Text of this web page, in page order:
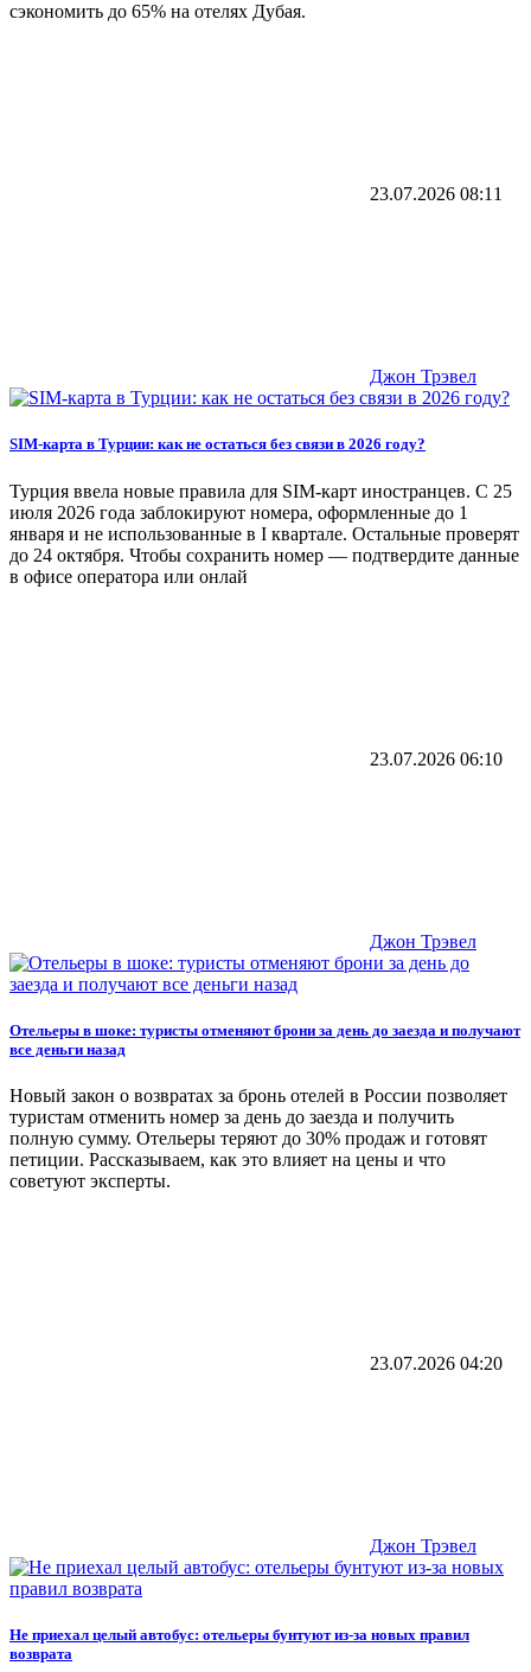
сэкономить до 65% на отелях Дубая.
23.07.2026 08:11
Джон Трэвел
SIM-карта в Турции: как не остаться без связи в 2026 году?
Турция ввела новые правила для SIM-карт иностранцев. С 25
июля 2026 года заблокируют номера, оформленные до 1
января и не использованные в I квартале. Остальные проверят
до 24 октября. Чтобы сохранить номер — подтвердите данные
в офисе оператора или онлай
23.07.2026 06:10
Джон Трэвел
Отельеры в шоке: туристы отменяют брони за день до заезда и получают
все деньги назад
Новый закон о возвратах за бронь отелей в России позволяет
туристам отменить номер за день до заезда и получить
полную сумму. Отельеры теряют до 30% продаж и готовят
петиции. Рассказываем, как это влияет на цены и что
советуют эксперты.
23.07.2026 04:20
Джон Трэвел
Не приехал целый автобус: отельеры бунтуют из-за новых правил
возврата